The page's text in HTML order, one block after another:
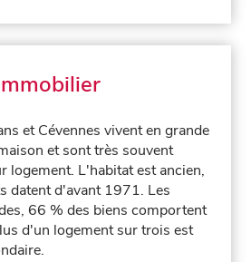
et Cévennes vivent en grande
et sont très souvent
logement. L'habitat est ancien,
datent d'avant 1971. Les
66 % des biens comportent
d'un logement sur trois est